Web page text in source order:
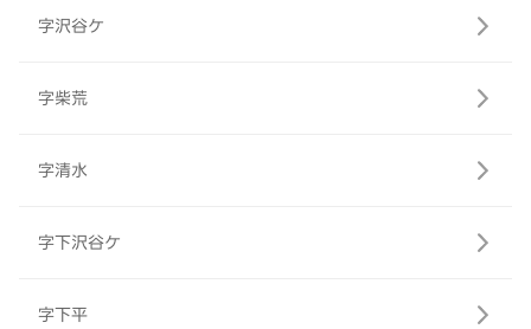
字沢谷ケ
字柴荒
字清水
字下沢谷ケ
字下平